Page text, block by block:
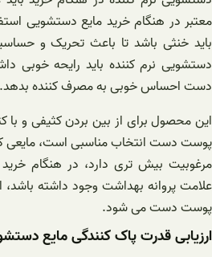
باید خنثی باشد تا باعث تحریک و
دستشویی نرم کننده باید رایحه خوبی
دست احساس خوبی به مصرف کننده بدهد.
این محصول برای از بین بردن کثیفی و
پوست دست انتخاب مناسبی است، مایعی که
مرغوبیت بیش تری دارد، در هنگام
علامت پروانه بهداشت وجود داشته
پوست دست می شود.
ارزیابی قدرت پاک کنندگی مایع